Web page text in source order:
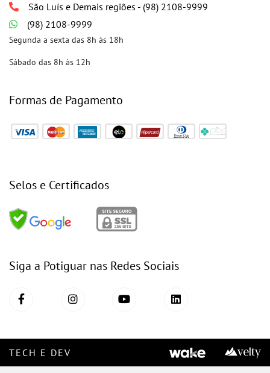
São Luís e Demais regiões - (98) 2108-9999
(98) 2108-9999
Segunda a sexta das 8h às 18h
Sábado das 8h às 12h
Formas de Pagamento
Selos e Certificados
Siga a Potiguar nas Redes Sociais
TECH E DEV